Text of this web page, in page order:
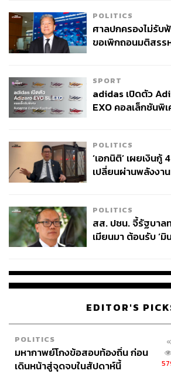
POLITICS
ศาลปกครองไม่รับ
ขอเพิกถอนมติสรร
SPORT
adidas เปิดตัว
EXO คอลเล็กชันพิ
POLITICS
‘เอกนิติ’ เผยเงิน
เปลี่ยนผ่านพลังงา
POLITICS
สส. ปชน. จี้รัฐบาล
เมียนมา ต้อนรับ ‘มิ
EDITOR'S
POLITICS
มหากาพย์โกงข้อสอบท้องถิ่น ก่อน
เดินหน้าสู่จุดจบในสัปดาห์นี้